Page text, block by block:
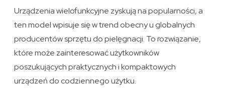
Urządzenia wielofunkcyjne zyskują na popularności, a
ten model wpisuje się w trend obecny u globalnych
producentów sprzętu do pielęgnacji. To rozwiązanie,
które może zainteresować użytkowników
poszukujących praktycznych i kompaktowych
urządzeń do codziennego użytku.